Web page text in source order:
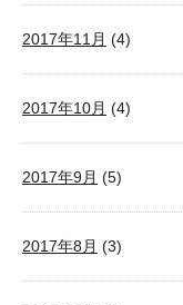
2017年11月 (4)
2017年10月 (4)
2017年9月 (5)
2017年8月 (3)